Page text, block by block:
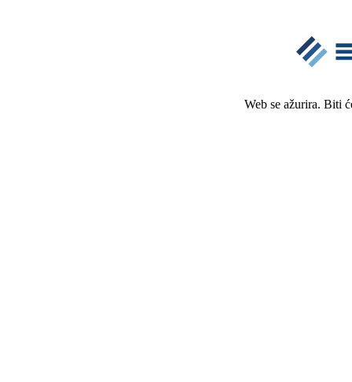
Web se ažurira. Biti